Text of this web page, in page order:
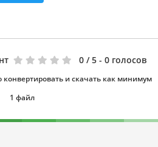
0 / 5 - 0 голосов
и скачать как минимум
1 файл